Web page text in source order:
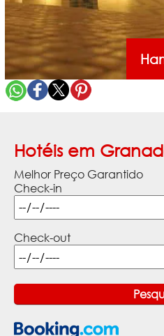
Hotéis em
Melhor Preço Garantido
Check-in
Check-out